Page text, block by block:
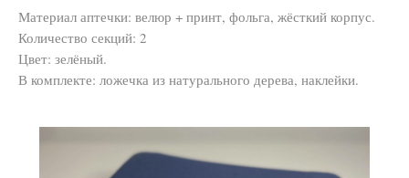
Материал аптечки: велюр + принт, фольга, жёсткий корпус.
Количество секций: 2
Цвет: зелёный.
В комплекте: ложечка из натурального дерева, наклейки.